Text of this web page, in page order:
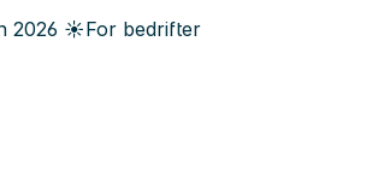
2026 ☀️For bedrifter